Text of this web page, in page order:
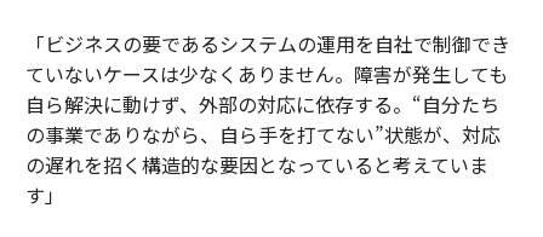
「ビジネスの要であるシステムの運用を自社で制御でき
ていないケースは少なくありません。障害が発生しても
自ら解決に動けず、外部の対応に依存する。“自分たち
の事業でありながら、自ら手を打てない”状態が、対応
の遅れを招く構造的な要因となっていると考えていま
す」